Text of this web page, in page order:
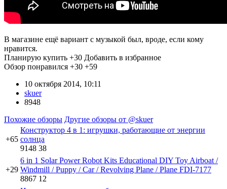
В магазине ещё вариант с музыкой был, вроде, если кому
нравится.
Планирую купить +30 Добавить в избранное
Обзор понравился +30 +59
10 октября 2014, 10:11
skuer
8948
Похожие обзоры Другие обзоры от @skuer
+65
Конструктор 4 в 1: игрушки, работающие от энергии
солнца
9148 38
+29
6 in 1 Solar Power Robot Kits Educational DIY Toy Airboat /
Windmill / Puppy / Car / Revolving Plane / Plane FDI-7177
8867 12